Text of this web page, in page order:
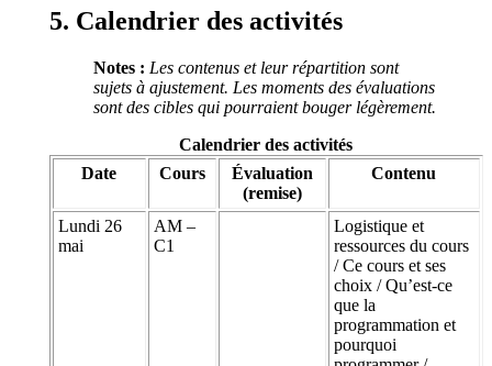
Calendrier des activités
Notes : Les contenus et leur répartition sont
sujets à ajustement. Les moments des évaluations
sont des cibles qui pourraient bouger légèrement.
Calendrier des activités
Date
Cours
Évaluation
(remise)
Contenu
Lundi 26
mai
AM –
C1
Logistique et
ressources du cours
/ Ce cours et ses
choix / Qu’est-ce
que la
programmation et
pourquoi